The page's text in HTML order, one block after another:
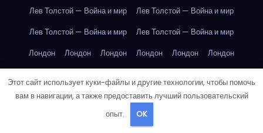
Лев Толстой — Война и мир
Лев Толстой — Война и мир
Лев Толстой — Война и мир
Лев Толстой — Война и мир
Лондон
Лондон Лондон Лондон Лондон
Лондон
Лондон
Лондон Лондон Лондон Лондон
Лондон
Лондон Лондон
Этот сайт использует куки-файлы и другие технологии, чтобы помочь
вам в навигации, а также предоставить лучший пользовательский
опыт.
OK